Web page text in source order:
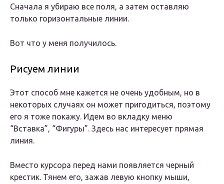
Сначала я убираю все поля, а затем оставляю
только горизонтальные линии.
Вот что у меня получилось.
Рисуем линии
Этот способ мне кажется не очень удобным, но в
некоторых случаях он может пригодиться, поэтому
его я тоже покажу. Идем во вкладку меню
“Вставка”, “Фигуры”. Здесь нас интересует прямая
линия.
Вместо курсора перед нами появляется черный
крестик. Тянем его, зажав левую кнопку мыши,